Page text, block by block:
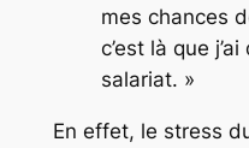
mes chances
c’est là que
salariat. »
En effet, le stress